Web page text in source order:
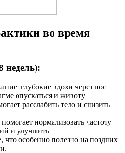
во время
недель):
глубокие вдохи через нос,
опускаться и животу
расслабить тело и снизить
нормализовать частоту
и улучшить
что особенно полезно на поздних